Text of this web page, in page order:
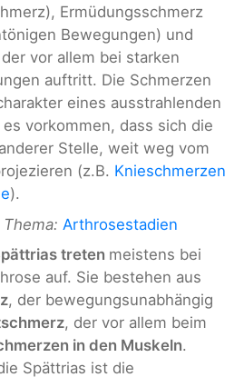
Ermüdungsschmerz
Bewegungen) und
vor allem bei starken
auftritt. Die Schmerzen
eines ausstrahlenden
vorkommen, dass sich die
Stelle, weit weg vom
(z.B. Knieschmerzen
).
Arthrosestadien
treten meistens bei
auf. Sie bestehen aus
, der bewegungsunabhängig
, der vor allem beim
in den Muskeln.
Spättrias ist die